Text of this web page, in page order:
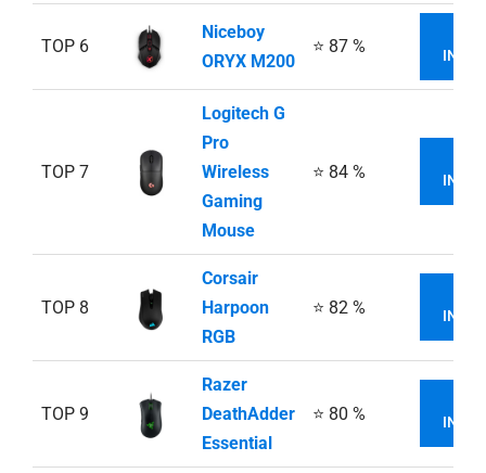
TOP 6
Niceboy
ORYX M200
⭐ 87 %
TOP 7
Logitech G
Pro
Wireless
Gaming
Mouse
⭐ 84 %
TOP 8
Corsair
Harpoon
RGB
⭐ 82 %
TOP 9
Razer
DeathAdder
Essential
⭐ 80 %